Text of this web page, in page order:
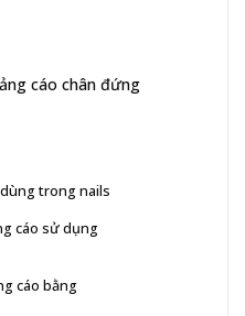
cáo chân đứng
trong nails
cáo sử dụng
cáo bằng